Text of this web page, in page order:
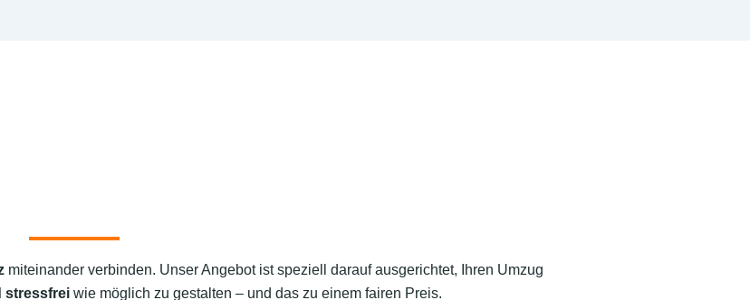
miteinander verbinden. Unser Angebot ist speziell darauf ausgerichtet, Ihren Umzug
stressfreiwie möglich zu gestalten – und das zu einem fairen Preis.